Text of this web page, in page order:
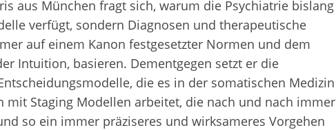
aus München fragt sich, warum die Psychiatrie bislang
verfügt, sondern Diagnosen und therapeutische
auf einem Kanon festgesetzter Normen und dem
Intuition, basieren. Dementgegen setzt er die
die es in der somatischen Medizin
mit Staging Modellen arbeitet, die nach und nach immer
so ein immer präziseres und wirksameres Vorgehen